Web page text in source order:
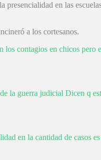
en las
a los cortesanos.
contagios en chicos pero
guerra judicial Dicen q
en la cantidad de casos